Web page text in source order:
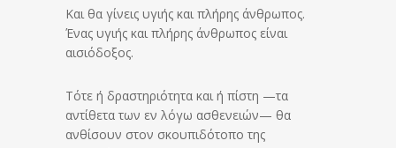
Και θα γίνεις υγιής και πλήρης άνθρωπος.
Ένας υγιής και πλήρης άνθρωπος είναι
αισιόδοξος.
Τότε ή δραστηριότητα και ή πίστη —τα
αντίθετα των εν λόγω ασθενειών— θα
ανθίσουν στον σκουπιδότοπο της